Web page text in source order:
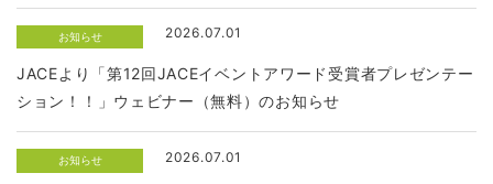
お知らせ 2026.07.01
JACEより「第12回JACEイベントアワード受賞者プレゼンテー
ション！！」ウェビナー（無料）のお知らせ
お知らせ 2026.07.01